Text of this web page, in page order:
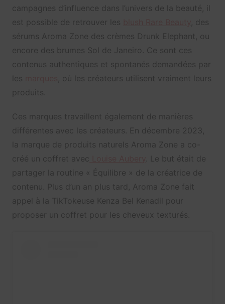
campagnes d’influence dans l’univers de la beauté, il
est possible de retrouver les
, des
sérums Aroma Zone des crèmes Drunk Elephant, ou
encore des brumes Sol de Janeiro. Ce sont ces
contenus authentiques et spontanés demandées par
les
, où les créateurs utilisent vraiment leurs
produits.
Ces marques travaillent également de manières
différentes avec les créateurs. En décembre 2023,
la marque de produits naturels Aroma Zone a co-
créé un coffret avec
. Le but était de
partager la routine « Équilibre » de la créatrice de
contenu. Plus d’un an plus tard, Aroma Zone fait
appel à la TikTokeuse Kenza Bel Kenadil pour
proposer un coffret pour les cheveux texturés.